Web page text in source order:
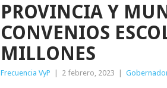
PROVINCIA Y
CONVENIOS
MILLONES
Frecuencia VyP 2 febrero, 2023